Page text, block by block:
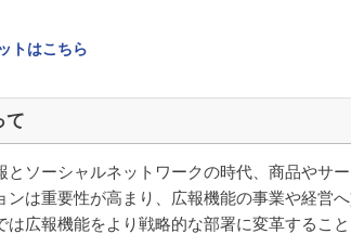
トはこちら
て
とソーシャルネットワークの時代、商品やサ
ンは重要性が高まり、広報機能の事業や経営
は広報機能をより戦略的な部署に変革するこ